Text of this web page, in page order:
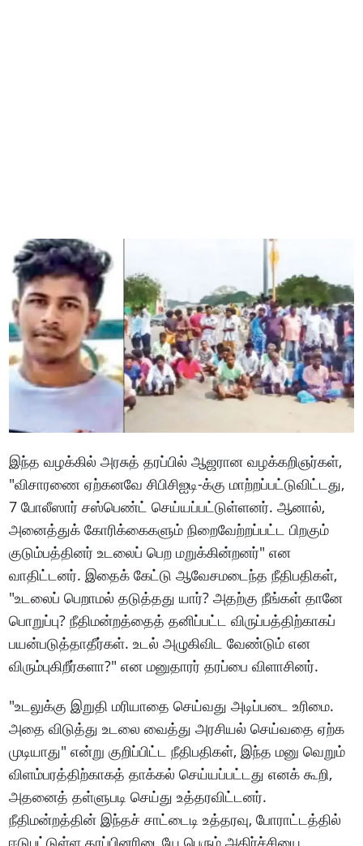
இந்த வழக்கில் அரசுத் தரப்பில் ஆஜரான வழக்கறிஞர்கள்,
"விசாரணை ஏற்கனவே சிபிசிஐடி-க்கு மாற்றப்பட்டுவிட்டது,
7 போலீஸார் சஸ்பெண்ட் செய்யப்பட்டுள்ளனர். ஆனால்,
அனைத்துக் கோரிக்கைகளும் நிறைவேற்றப்பட்ட பிறகும்
குடும்பத்தினர் உடலைப் பெற மறுக்கின்றனர்" என
வாதிட்டனர். இதைக் கேட்டு ஆவேசமடைந்த நீதிபதிகள்,
"உடலைப் பெறாமல் தடுத்தது யார்? அதற்கு நீங்கள் தானே
பொறுப்பு? நீதிமன்றத்தைத் தனிப்பட்ட விருப்பத்திற்காகப்
பயன்படுத்தாதீர்கள். உடல் அழுகிவிட வேண்டும் என
விரும்புகிறீர்களா?" என மனுதாரர் தரப்பை விளாசினர்.
"உடலுக்கு இறுதி மரியாதை செய்வது அடிப்படை உரிமை.
அதை விடுத்து உடலை வைத்து அரசியல் செய்வதை ஏற்க
முடியாது" என்று குறிப்பிட்ட நீதிபதிகள், இந்த மனு வெறும்
விளம்பரத்திற்காகத் தாக்கல் செய்யப்பட்டது எனக் கூறி,
அதனைத் தள்ளுபடி செய்து உத்தரவிட்டனர்.
நீதிமன்றத்தின் இந்தச் சாட்டைடி உத்தரவு, போராட்டத்தில்